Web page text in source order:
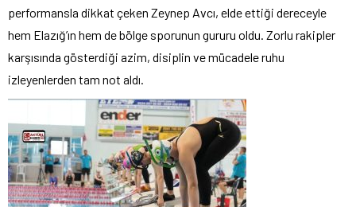
performansla dikkat çeken Zeynep Avcı, elde ettiği dereceyle
hem Elazığ’ın hem de bölge sporunun gururu oldu. Zorlu rakipler
karşısında gösterdiği azim, disiplin ve mücadele ruhu
izleyenlerden tam not aldı.